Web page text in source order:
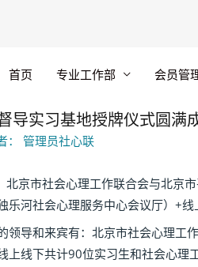
首页 专业工作部 会员管
导实习基地授牌仪式圆满
管理员社心联
市社会心理工作联合会与北京市
乐河社会心理服务中心会议厅）+
导和来宾有：北京市社会心理工作
上线下共计90位实习生和社会心理工